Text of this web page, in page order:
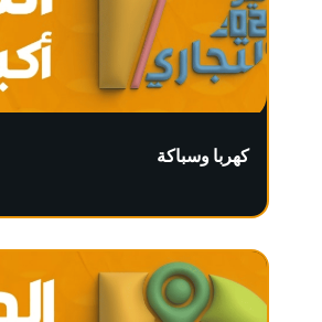
كهربا وسباكة